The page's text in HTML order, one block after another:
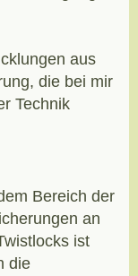
aus
die bei mir
Technik
Bereich der
an
ist
die